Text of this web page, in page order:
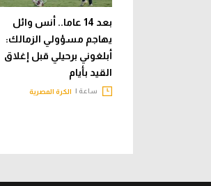
بعد 14 عاما.. أنس وائل
يهاجم مسؤولي الزمالك:
أبلغوني برحيلي قبل إغلاق
القيد بأيام
ساعة | الكرة المصرية